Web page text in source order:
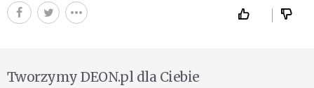
Tworzymy DEON.pl dla Ciebie